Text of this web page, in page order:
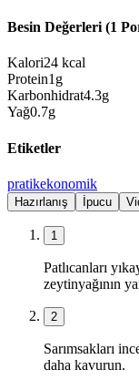
Besin Değerleri (1
Kalori24 kcal
Protein1 g
Karbonhidrat4.3g
Yağ0.7g
Etiketler
pratikekonomik
Hazırlanış İpucu
1
Patlıcanları
zeytinyağının
2
Sarımsakları
daha kavurun.